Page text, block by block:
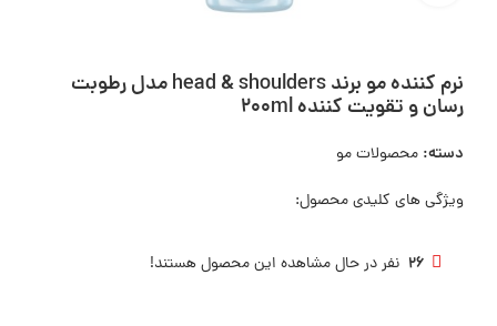
نرم کننده مو برند head & shoulders مدل رطوبت
رسان و تقویت کننده 200ml
دسته: محصولات مو
ویژگی های کلیدی محصول:
26 نفر در حال مشاهده این محصول هستند!